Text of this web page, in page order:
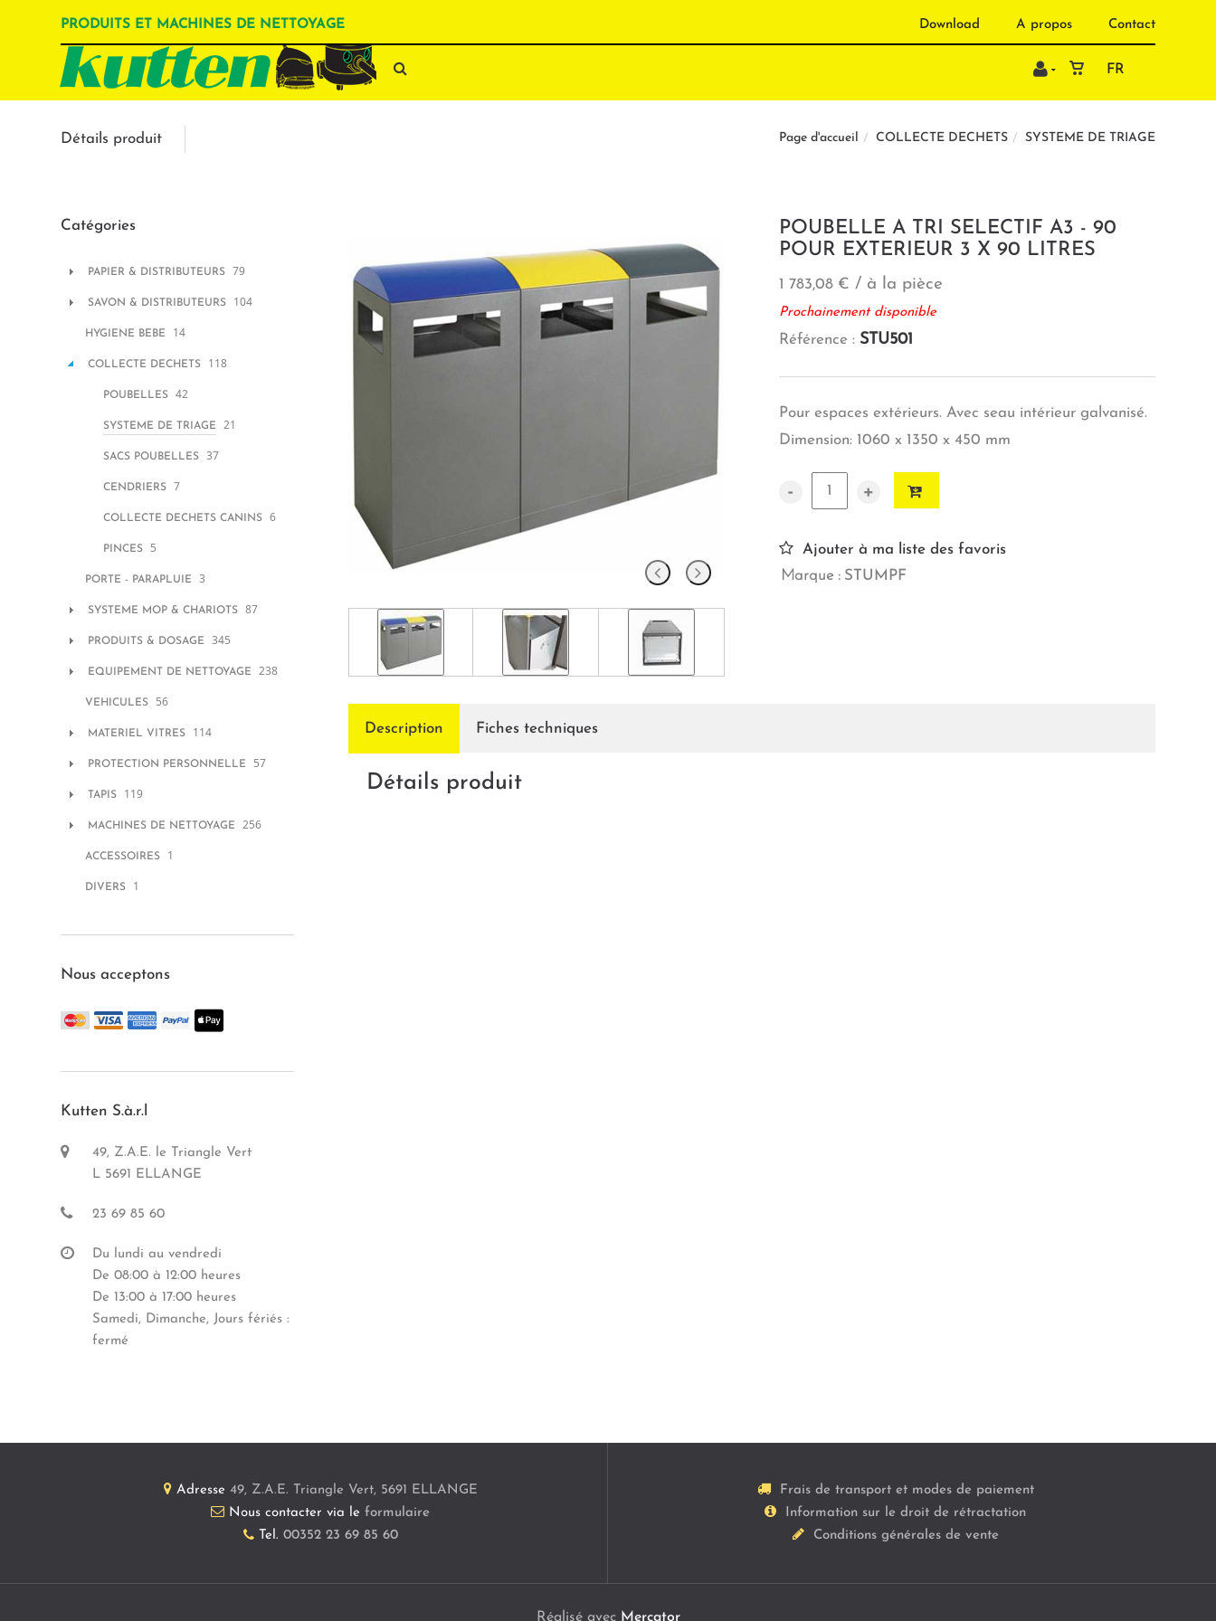
Download A propos Contact
PRODUITS ET MACHINES DE NETTOYAGE
FR
Détails produit Page d'accueil COLLECTE DECHETS SYSTEME DE TRIAGE
POUBELLE A TRI SELECTIF A3 - 90
POUR EXTERIEUR 3 X 90 LITRES
1 783,08 € / à la pièce
Prochainement disponible
Référence : STU501
Pour espaces extérieurs. Avec seau intérieur galvanisé.
Dimension: 1060 x 1350 x 450 mm
- +
Ajouter à ma liste des favoris
Marque : STUMPF
Description Fiches techniques
Détails produit
Catégories
PAPIER & DISTRIBUTEURS 79
SAVON & DISTRIBUTEURS 104
HYGIENE BEBE 14
COLLECTE DECHETS 118
POUBELLES 42
SYSTEME DE TRIAGE 21
SACS POUBELLES 37
CENDRIERS 7
COLLECTE DECHETS CANINS 6
PINCES 5
PORTE - PARAPLUIE 3
SYSTEME MOP & CHARIOTS 87
PRODUITS & DOSAGE 345
EQUIPEMENT DE NETTOYAGE 238
VEHICULES 56
MATERIEL VITRES 114
PROTECTION PERSONNELLE 57
TAPIS 119
MACHINES DE NETTOYAGE 256
ACCESSOIRES 1
DIVERS 1
Nous acceptons
Kutten S.à.r.l
49, Z.A.E. le Triangle Vert
L 5691 ELLANGE
23 69 85 60
Du lundi au vendredi
De 08:00 à 12:00 heures
De 13:00 à 17:00 heures
Samedi, Dimanche, Jours fériés :
fermé
Adresse 49, Z.A.E. Triangle Vert, 5691 ELLANGE
Nous contacter via le formulaire
Tel. 00352 23 69 85 60
Frais de transport et modes de paiement
Information sur le droit de rétractation
Conditions générales de vente
Réalisé avec Mercator